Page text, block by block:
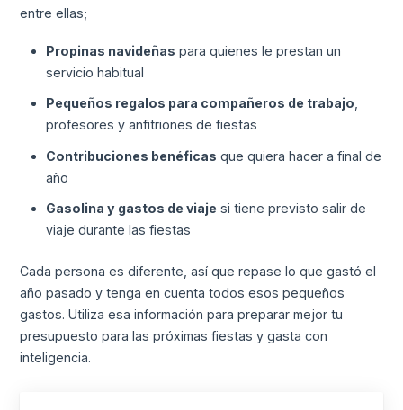
entre ellas;
Propinas navideñas para quienes le prestan un
servicio habitual
Pequeños regalos para compañeros de trabajo
profesores y anfitriones de fiestas
Contribuciones benéficas que quiera hacer a final de
año
Gasolina y gastos de viaje si tiene previsto salir de
viaje durante las fiestas
Cada persona es diferente, así que repase lo que gastó el
año pasado y tenga en cuenta todos esos pequeños
gastos. Utiliza esa información para preparar mejor tu
presupuesto para las próximas fiestas y gasta con
inteligencia.